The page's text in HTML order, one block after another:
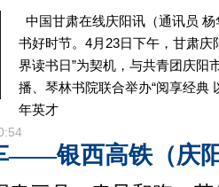
中国甘肃在线庆阳讯（通讯员
书好时节。4月23日下午，甘肃庆
界读书日”为契机，与共青团庆阳
播、琴林书院联合举办“阅享经典
年英才
——银西高铁（庆